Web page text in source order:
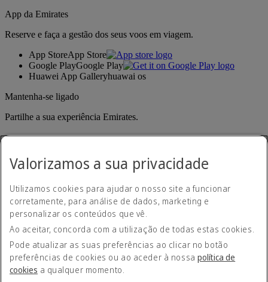
App da Emirates
Reserve e faça a gestão dos seus voos em viagem.
App StoreApp Store
Google PlayGoogle Play
Huawei App Galleryhuawai os
Mantenha-se ligado
Partilhe a sua experiência Emirates.
Declaração de acessibilidade
Contacte-nos
Política de privacidade
Termos e condições
Política de cookies
Cibersegurança
Valorizamos a sua privacidade
Utilizamos cookies para ajudar o nosso site a funcionar
corretamente, para análise de dados, marketing e
personalizar os conteúdos que vê.
Ao aceitar, concorda com a utilização de todas estas cookies.
Pode atualizar as suas preferências ao clicar no botão
preferências de cookies ou ao aceder à nossapolítica de
cookies a qualquer momento.